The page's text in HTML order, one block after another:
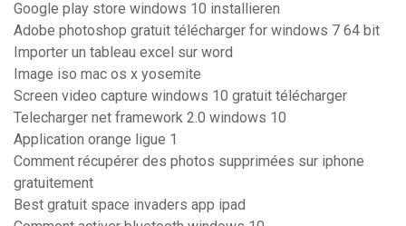
Google play store windows 10 installieren
Adobe photoshop gratuit télécharger for windows 7 64 bit
Importer un tableau excel sur word
Image iso mac os x yosemite
Screen video capture windows 10 gratuit télécharger
Telecharger net framework 2.0 windows 10
Application orange ligue 1
Comment récupérer des photos supprimées sur iphone
gratuitement
Best gratuit space invaders app ipad